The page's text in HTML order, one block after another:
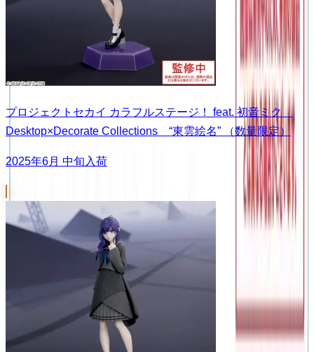
プロジェクトセカイ カラフルステージ！ feat. 初音ミク
Desktop×Decorate Collections “東雲絵名” （数量限定）
2025年6月 中旬入荷